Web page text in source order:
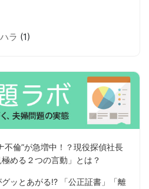
ラ (1)
不倫”が急増中！？現役探偵社長
める２つの言動」とは？
ッとあがる!? 「公正証書」「離